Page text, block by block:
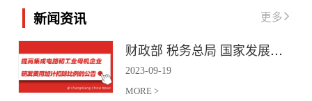
新闻资讯 更多
财政部 税务总局 国家发展改革委 工业和信息化部关于提高集成电路和工业母机企业研发费用加计扣除比例的公告
2023-09-19
MORE >